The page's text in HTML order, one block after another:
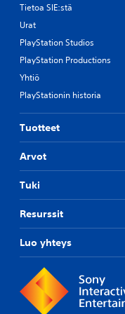
Tietoa SIE:stä
Urat
PlayStation Studios
PlayStation Productions
Yhtiö
PlayStationin historia
Tuotteet
Arvot
Tuki
Resurssit
Luo yhteys